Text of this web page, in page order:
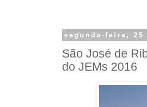
segunda-feira, 25
São José de
do JEMs 2016